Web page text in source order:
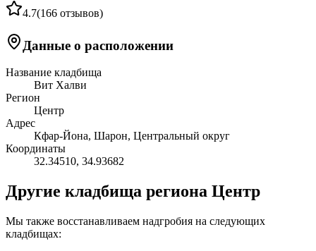
4.7(166 отзывов)
Данные о расположении
Название кладбища
Вит Халви
Регион
Центр
Адрес
Кфар-Йона, Шарон, Центральный округ
Координаты
32.34510, 34.93682
Другие кладбища региона Центр
Мы также восстанавливаем надгробия на следующих
кладбищах: